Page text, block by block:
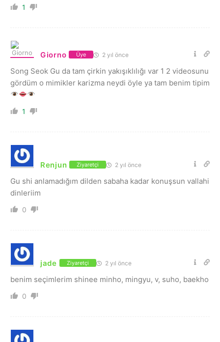
1
Giorno Üye 2 yıl önce
Song Seok Gu da tam çirkin yakışıklılığı var 1 2 videosunu
gördüm o mimikler karizma neydi öyle ya tam benim tipim
1
Renjun Ziyaretçi 2 yıl önce
Gu shi anlamadığım dilden sabaha kadar konuşsun vallahi
dinleriim
0
jade Ziyaretçi 2 yıl önce
benim seçimlerim shinee minho, mingyu, v, suho, baekho
0